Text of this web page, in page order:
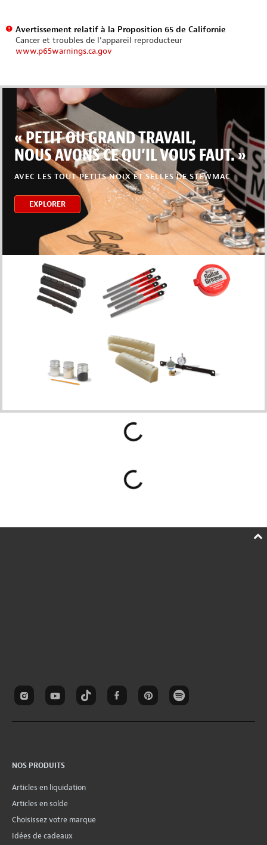
Avertissement relatif à la Proposition 65 de Californie
Cancer et troubles de l’appareil reproducteur
www.p65warnings.ca.gov
« PETIT OU GRAND TRAVAIL,
NOUS AVONS CE QU’IL VOUS FAUT. »
AVEC LES TOUT-PETITS NOIX ET SELLES DE STEWMAC
EXPLORER
NOS PRODUITS
Articles en liquidation
Articles en solde
Choisissez votre marque
Idées de cadeaux